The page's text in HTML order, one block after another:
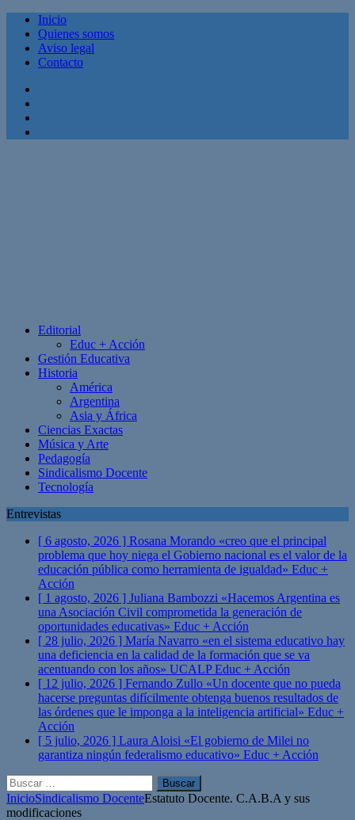
Inicio
Quienes somos
Aviso legal
Contacto
Editorial
Educ + Acción
Gestión Educativa
Historia
América
Argentina
Asia y África
Ciencias Exactas
Música y Arte
Pedagogía
Sindicalismo Docente
Tecnología
Entrevistas
[ 6 agosto, 2026 ] Rosana Morando «creo que el principal
problema que hoy niega el Gobierno nacional es el valor de la
educación pública como herramienta de igualdad» Educ +
Acción
[ 1 agosto, 2026 ] Juliana Bambozzi «Hacemos Argentina es
una Asociación Civil comprometida la generación de
oportunidades educativas» Educ + Acción
[ 28 julio, 2026 ] María Navarro «en el sistema educativo hay
una deficiencia en la calidad de la formación que se va
acentuando con los años» UCALPEduc + Acción
[ 12 julio, 2026 ] Fernando Zullo «Un docente que no pueda
hacerse preguntas difícilmente obtenga buenos resultados de
las órdenes que le imponga a la inteligencia artificial» Educ +
Acción
[ 5 julio, 2026 ] Laura Aloisi «El gobierno de Milei no
garantiza ningún federalismo educativo» Educ + Acción
Buscar:
InicioSindicalismo DocenteEstatuto Docente. C.A.B.A y sus
modificaciones